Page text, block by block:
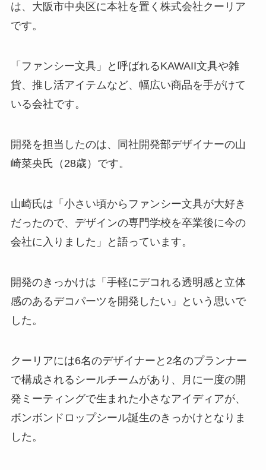
は、大阪市中央区に本社を置く株式会社クーリア
です。
「ファンシー文具」と呼ばれるKAWAII文具や雑
貨、推し活アイテムなど、幅広い商品を手がけて
いる会社です。
開発を担当したのは、同社開発部デザイナーの山
崎菜央氏（28歳）です。
山崎氏は「小さい頃からファンシー文具が大好き
だったので、デザインの専門学校を卒業後に今の
会社に入りました」と語っています。
開発のきっかけは「手軽にデコれる透明感と立体
感のあるデコパーツを開発したい」という思いで
した。
クーリアには6名のデザイナーと2名のプランナー
で構成されるシールチームがあり、月に一度の開
発ミーティングで生まれた小さなアイディアが、
ボンボンドロップシール誕生のきっかけとなりま
した。